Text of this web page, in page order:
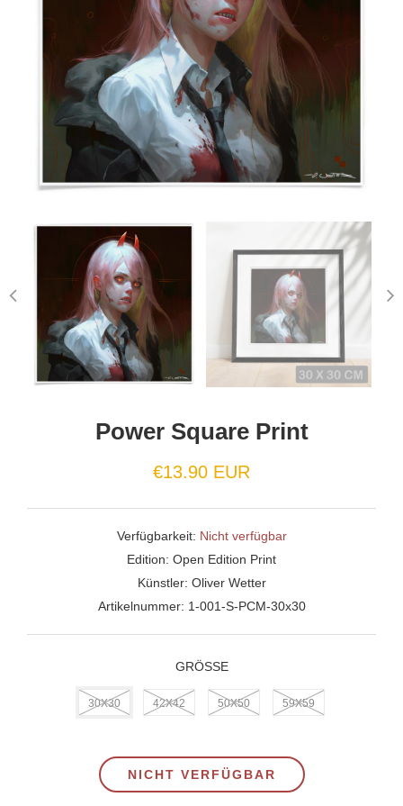
Power Square Print
€13.90 EUR
Verfügbarkeit: Nicht verfügbar
Edition: Open Edition Print
Künstler: Oliver Wetter
Artikelnummer: 1-001-S-PCM-30x30
GRÖSSE
30X30 42X42 50X50 59X59
NICHT VERFÜGBAR